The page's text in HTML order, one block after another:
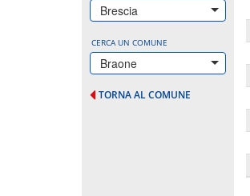
Brescia
CERCA UN COMUNE
Braone
TORNA AL COMUNE